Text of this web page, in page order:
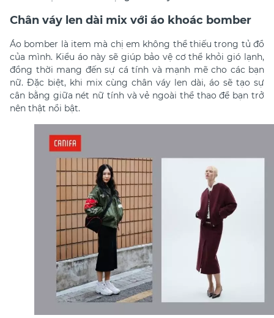
Chân váy len dài mix với áo khoác bomber
Áo bomber là item mà chị em không thể thiếu trong tủ đồ
của mình. Kiểu áo này sẽ giúp bảo vệ cơ thể khỏi gió lạnh,
đồng thời mang đến sự cá tính và mạnh mẽ cho các bạn
nữ. Đặc biệt, khi mix cùng chân váy len dài, áo sẽ tạo sự
cân bằng giữa nét nữ tính và vẻ ngoài thể thao để bạn trở
nên thật nổi bật.